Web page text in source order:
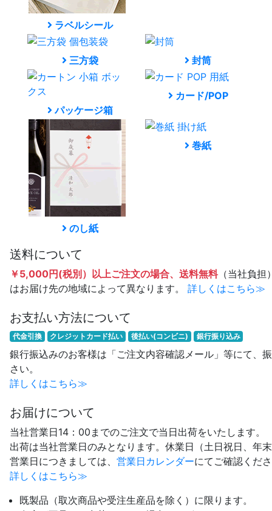
ラベルシール
三方袋 封筒
パッケージ箱
カード/POP
のし紙
巻紙
送料について
￥5,000円(税別）以上ご注文の場合、送料無料（当社負担
はお届け先の地域によって異なります。
詳しくはこちら≫
お支払い方法について
代金引換 クレジットカード払い 後払い(コンビニ) 銀行振り込み
銀行振込みのお客様は「ご注文内容確認メール」等にて、
さい。
詳しくはこちら≫
お届けについて
当社営業日14：00までのご注文で当日出荷をいたします。
出荷は当社営業日のみとなります。休業日（土日祝日、年
営業日につきましては、 営業日カレンダーにてご確認くだ
詳しくはこちら≫
既製品（取次商品や受注生産品を除く）に限ります。